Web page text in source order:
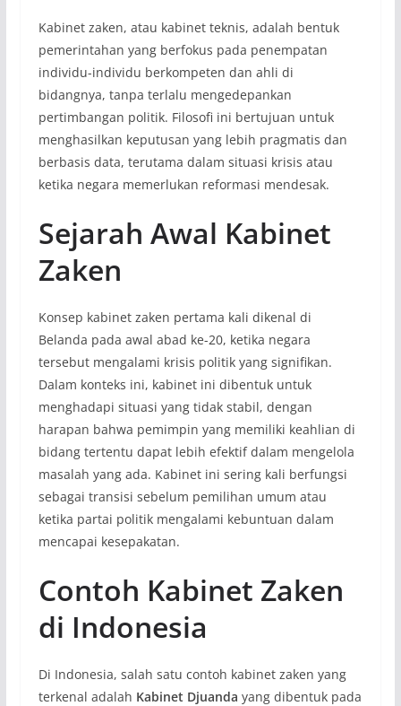
Kabinet zaken, atau kabinet teknis, adalah bentuk
pemerintahan yang berfokus pada penempatan
individu-individu berkompeten dan ahli di
bidangnya, tanpa terlalu mengedepankan
pertimbangan politik. Filosofi ini bertujuan untuk
menghasilkan keputusan yang lebih pragmatis dan
berbasis data, terutama dalam situasi krisis atau
ketika negara memerlukan reformasi mendesak.
Sejarah Awal Kabinet
Zaken
Konsep kabinet zaken pertama kali dikenal di
Belanda pada awal abad ke-20, ketika negara
tersebut mengalami krisis politik yang signifikan.
Dalam konteks ini, kabinet ini dibentuk untuk
menghadapi situasi yang tidak stabil, dengan
harapan bahwa pemimpin yang memiliki keahlian di
bidang tertentu dapat lebih efektif dalam mengelola
masalah yang ada. Kabinet ini sering kali berfungsi
sebagai transisi sebelum pemilihan umum atau
ketika partai politik mengalami kebuntuan dalam
mencapai kesepakatan.
Contoh Kabinet Zaken
di Indonesia
Di Indonesia, salah satu contoh kabinet zaken yang
terkenal adalah Kabinet Djuanda yang dibentuk pada